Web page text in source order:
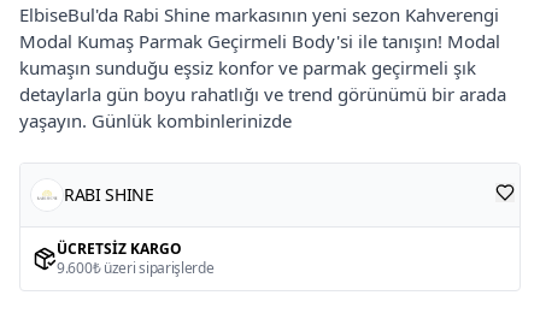
ElbiseBul'da Rabi Shine markasının yeni sezon Kahverengi
Modal Kumaş Parmak Geçirmeli Body'si ile tanışın! Modal
kumaşın sunduğu eşsiz konfor ve parmak geçirmeli şık
detaylarla gün boyu rahatlığı ve trend görünümü bir arada
yaşayın. Günlük kombinlerinizde
RABI SHINE
ÜCRETSIZ KARGO
9.600₺ üzeri siparişlerde